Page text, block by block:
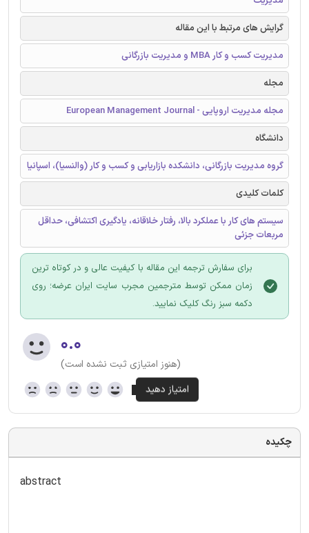
گرایش های مرتبط با این مقاله
مدیریت کسب و کار MBA و مدیریت بازرگانی
مجله
مجله مدیریت اروپایی - European Management Journal
دانشگاه
گروه مدیریت بازرگانی، دانشکده بازاریابی و کسب و کار (والنسیا)، اسپانیا
کلمات کلیدی
سیستم های کار با عملکرد بالا، رفتار خلاقانه، یادگیری اکتشافی، حداقل
مربعات جزئی
برای سفارش ترجمه این مقاله با کیفیت عالی و در کوتاه ترین
زمان ممکن توسط مترجمین مجرب سایت ایران عرضه؛ روی
دکمه سبز رنگ کلیک نمایید.
۰.۰
(هنوز امتیازی ثبت نشده است)
چکیده
abstract